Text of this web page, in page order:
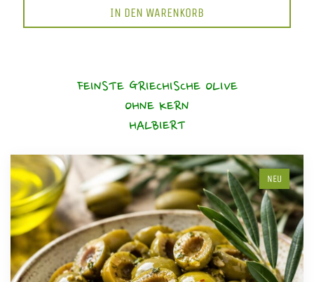
IN DEN WARENKORB
FEINSTE GRIECHISCHE OLIVE
OHNE KERN
HALBIERT
NEU